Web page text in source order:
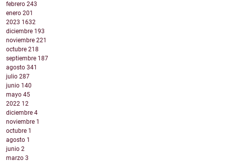
febrero 243
enero 201
2023 1632
diciembre 193
noviembre 221
octubre 218
septiembre 187
agosto 341
julio 287
junio 140
mayo 45
2022 12
diciembre 4
noviembre 1
octubre 1
agosto 1
junio 2
marzo 3